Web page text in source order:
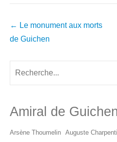
Navigation
dans
← Le monument aux morts
de Guichen
Amiral de
Arsène Thoumelin Auguste